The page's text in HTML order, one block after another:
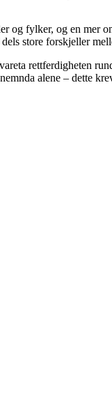
og fylker, og en
store forskjeller
rettferdigheten
alene – dette